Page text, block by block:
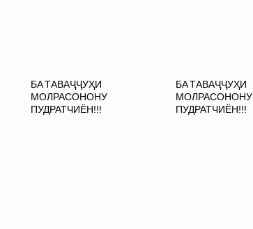
БА ТАВАҶҶУҲИ
МОЛРАСОНОНУ
ПУДРАТЧИЁН!!!
БА ТАВАҶҶУҲИ
МОЛРАСОНОНУ
ПУДРАТЧИЁН!!!